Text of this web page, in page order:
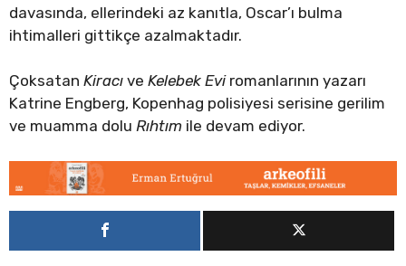
davasında, ellerindeki az kanıtla, Oscar’ı bulma
ihtimalleri gittikçe azalmaktadır.
Çoksatan Kiracı ve Kelebek Eviromanlarının yazarı
Katrine Engberg, Kopenhag polisiyesi serisine gerilim
ve muamma dolu Rıhtım ile devam ediyor.